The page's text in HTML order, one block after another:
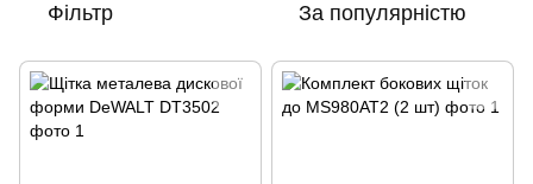
Фільтр За популярністю